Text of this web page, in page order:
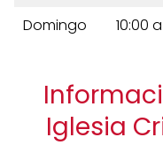
Domingo
10:00
Iglesia